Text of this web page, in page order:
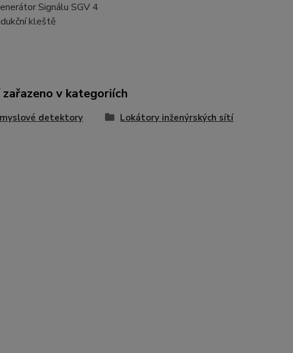
Signálu SGV 4
kleště
zařazeno v kategoriích
detektory Lokátory inženýrských sítí